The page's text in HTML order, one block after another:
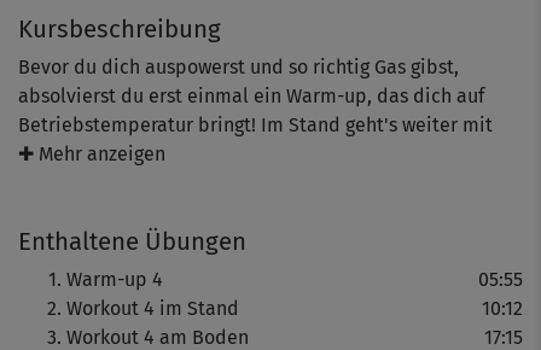
Kursbeschreibung
Bevor du dich auspowerst und so richtig Gas gibst,
absolvierst du erst einmal ein Warm-up, das dich auf
Betriebstemperatur bringt! Im Stand geht's weiter mit
variiertem Marschieren und Kniebeugen. Die Arme
den Beinen nach hinten in den Stütz läufst bzw. springst
(je nach Trainingsstand) und dergleichen mehr machst.
Das zwiebelt ganz schön, ist aber superwirksam! Den
Cooldown am Ende hast du dir wirklich verdient.
✚ Mehr anzeigen
Enthaltene Übungen
Warm-up 4
05:55
Workout 4 im Stand
10:12
Workout 4 am Boden
17:15